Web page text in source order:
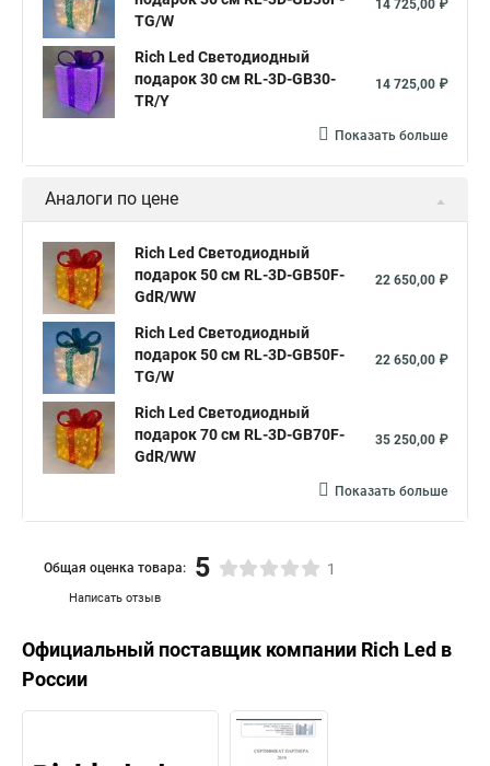
TG/W
14 725,00 ₽
Rich Led Светодиодный
подарок 30 см RL-3D-GB30-
TR/Y
14 725,00 ₽
Показать больше
Аналоги по цене
Rich Led Светодиодный
подарок 50 см RL-3D-GB50F-
GdR/WW
22 650,00 ₽
Rich Led Светодиодный
подарок 50 см RL-3D-GB50F-
TG/W
22 650,00 ₽
Rich Led Светодиодный
подарок 70 см RL-3D-GB70F-
GdR/WW
35 250,00 ₽
Показать больше
Написать отзыв
Общая оценка товара: 5 1
Официальный поставщик компании Rich Led в
России